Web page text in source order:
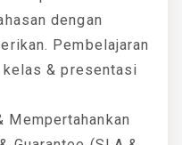
dengan
Pembelajaran
& presentasi
Mempertahankan